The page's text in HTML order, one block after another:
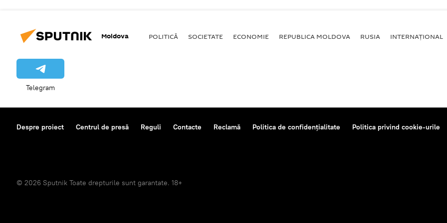
Moldova POLITICĂ SOCIETATE ECONOMIE REPUBLICA MOLDOVA RUSIA INTERNAȚIONAL
Telegram
Despre proiect Centrul de presă Reguli Contacte Reclamă Politica de confidențialitate Politica privind cookie-urile
© 2026 Sputnik Toate drepturile sunt garantate. 18+